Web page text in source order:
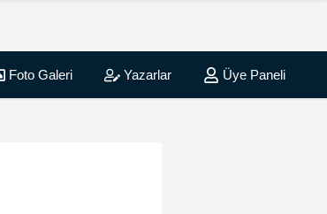
Foto Galeri Yazarlar Üye Paneli